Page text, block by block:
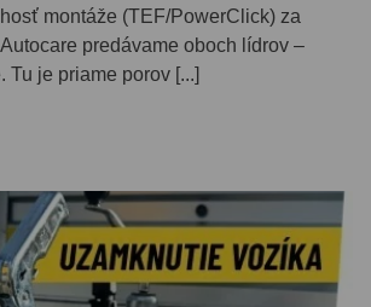
montáže (TEF/PowerClick) za
predávame oboch lídrov –
Tu je priame porov [...]